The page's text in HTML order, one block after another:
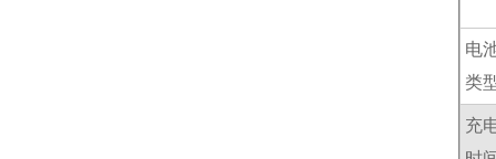
电
类
充